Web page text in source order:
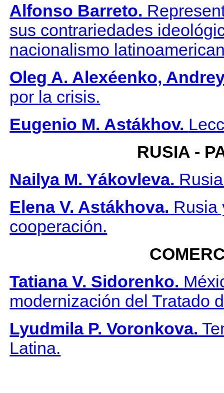
Alfonso Barreto.
sus contrariedades
nacionalismo
Oleg A. Alexéenko,
por la crisis.
Eugenio M. Astákhov.
RUSIA -
Nailya M. Yákovleva.
Elena V. Astákhova. Rusia
cooperación.
Tatiana V. Sidorenko.
modernización del Tratado
Lyudmila P. Voronkova.
Latina.